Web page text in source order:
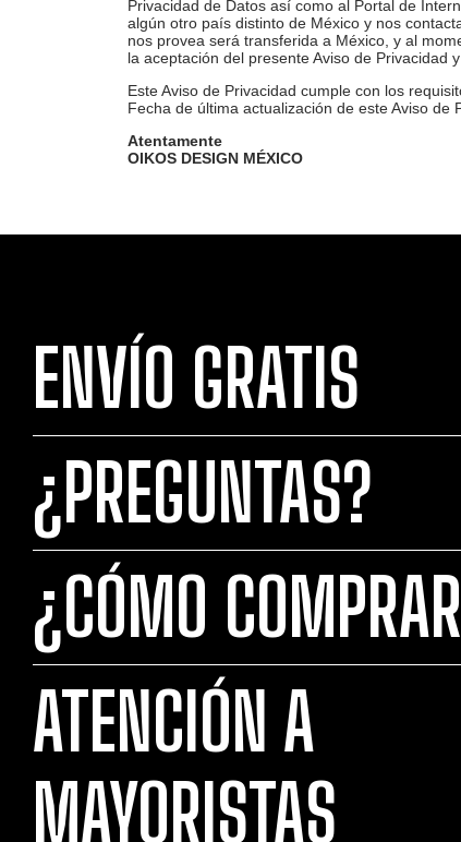
Privacidad de Datos así como al Portal de
algún otro país distinto de México y nos
nos provea será transferida a México, y al
la aceptación del presente Aviso de Privacidad
Este Aviso de Privacidad cumple con los
Fecha de última actualización de este Aviso de
Atentamente
OIKOS DESIGN MÉXICO
ENVÍO GRATIS
¿PREGUNTAS?
¿CÓMO
ATENCIÓN A
MAYORISTAS